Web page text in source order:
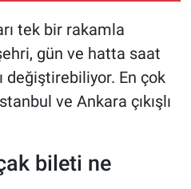
tek bir rakamla
gün ve hatta saat
değiştirebiliyor. En çok
ve Ankara çıkışlı
bileti ne